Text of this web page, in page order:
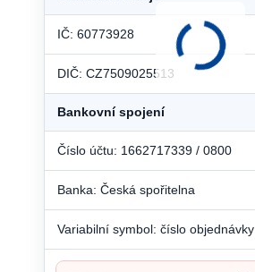
IČ: 60773928
DIČ: CZ7509025513
Bankovní spojení
Číslo účtu: 1662717339 / 0800
Banka: Česká spořitelna
Variabilní symbol: číslo objednávky